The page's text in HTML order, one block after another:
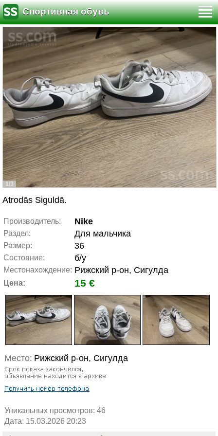
Спортивная обувь
1/3
Atrodās Siguldā.
Производитель: Nike
Раздел: Для мальчика
Размер: 36
Состояние: б/у
Местонахождение: Рижский р-он, Сигулда
Цена: 15 €
Место: Рижский р-он, Сигулда
Уникальных просмотров: 46
Дата: 15.03.2026 20:23